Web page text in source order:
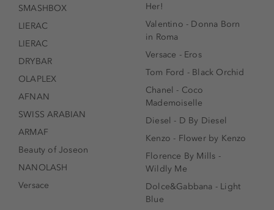
SMASHBOX
LIERAC
LIERAC
DRYBAR
OLAPLEX
AFNAN
SWISS ARABIAN
ARMAF
Beauty of Joseon
NANOLASH
Versace
Her!
Valentino - Donna Born
in Roma
Versace - Eros
Tom Ford - Black Orchid
Chanel - Coco
Mademoiselle
Diesel - D By Diesel
Kenzo - Flower by Kenzo
Florence By Mills -
Wildly Me
Dolce&Gabbana - Light
Blue